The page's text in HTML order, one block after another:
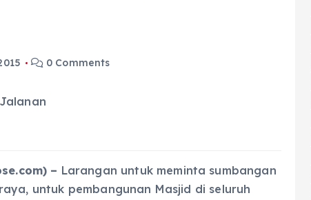
0 Comments
– Larangan untuk meminta sumbangan
untuk pembangunan Masjid di seluruh